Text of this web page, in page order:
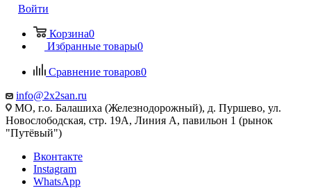
Войти
Корзина0
Избранные товары0
Сравнение товаров0
info@2x2san.ru
МО, г.о. Балашиха (Железнодорожный), д. Пуршево, ул.
Новослободская, стр. 19А, Линия А, павильон 1 (рынок
"Путёвый")
Вконтакте
Instagram
WhatsApp